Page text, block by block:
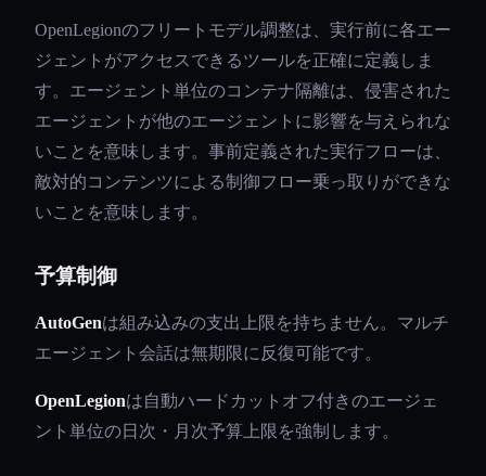
OpenLegionのフリートモデル調整は、実行前に各エー
ジェントがアクセスできるツールを正確に定義しま
す。エージェント単位のコンテナ隔離は、侵害された
エージェントが他のエージェントに影響を与えられな
いことを意味します。事前定義された実行フローは、
敵対的コンテンツによる制御フロー乗っ取りができな
いことを意味します。
予算制御
AutoGenは組み込みの支出上限を持ちません。マルチ
エージェント会話は無期限に反復可能です。
OpenLegionは自動ハードカットオフ付きのエージェ
ント単位の日次・月次予算上限を強制します。